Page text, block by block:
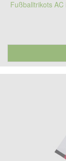
Fußballtrikots